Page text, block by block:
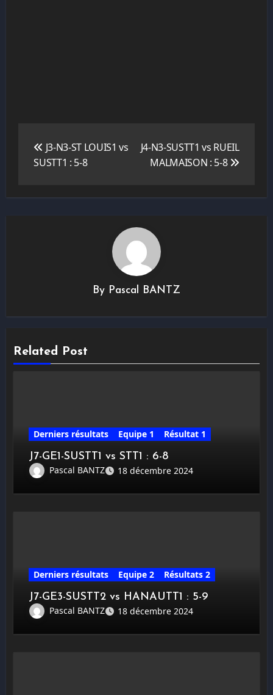
l’article
J3-N3-ST LOUIS1 vs
SUSTT1 : 5-8
J4-N3-SUSTT1 vs RUEIL
MALMAISON : 5-8
By Pascal BANTZ
Related Post
Derniers résultats Equipe 1
Résultat 1
J7-GE1-SUSTT1 vs STT1 : 6-8
Pascal BANTZ
18 décembre 2024
Derniers résultats Equipe 2
Résultats 2
J7-GE3-SUSTT2 vs HANAUTT1 : 5-9
Pascal BANTZ
18 décembre 2024